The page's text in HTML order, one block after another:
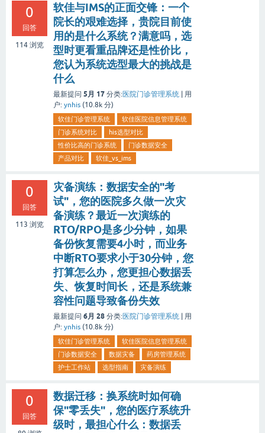
0
回答
114 浏览
软佳与IMS的正面交锋：一个
院长的艰难选择，贵院目前使
用的是什么系统？满意吗，选
型时更看重品牌还是性价比，
您认为系统选型最大的挑战是
什么
最新提问 5月 17 分类:医院门诊管理系统 | 用
户: ynhis (10.8k 分)
软佳门诊管理系统
软佳医院信息管理系统
门诊系统对比
his选型对比
性价比高的门诊系统
门诊数据安全
产品对比
软佳_vs_ims
0
回答
113 浏览
灾备演练：数据安全的"考
试"，您的医院多久做一次灾
备演练？最近一次演练的
RTO/RPO是多少分钟，如果
备份恢复需要4小时，而业务
中断RTO要求小于30分钟，您
打算怎么办，您更担心数据丢
失、恢复时间长，还是系统兼
容性问题导致备份失效
最新提问 6月 28 分类:医院门诊管理系统 | 用
户: ynhis (10.8k 分)
软佳门诊管理系统
软佳医院信息管理系统
门诊数据安全
数据灾备
药房管理系统
护士工作站
选型指南 灾备演练
0
回答
数据迁移：换系统时如何确
保"零丢失"，您的医疗系统升
级时，最担心什么：数据丢